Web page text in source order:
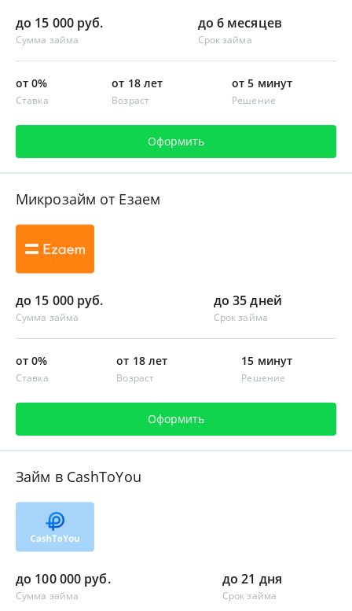
до 15 000 руб.
Сумма займа
до 6 месяцев
Срок займа
от 0%
Ставка
от 18 лет
Возраст
от 5 минут
Решение
Оформить
Микрозайм от Езаем
до 15 000 руб.
Сумма займа
до 35 дней
Срок займа
от 0%
Ставка
от 18 лет
Возраст
15 минут
Решение
Оформить
Займ в CashToYou
до 100 000 руб.
Сумма займа
до 21 дня
Срок займа